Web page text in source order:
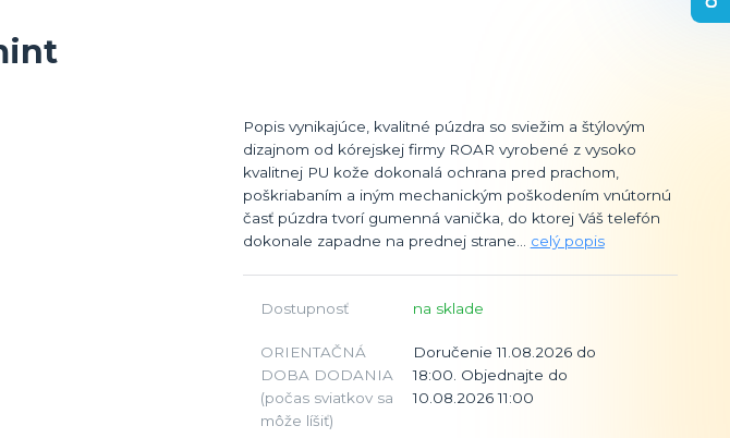
Popis vynikajúce, kvalitné púzdra so sviežim a štýlovým
dizajnom od kórejskej firmy ROAR vyrobené z vysoko
kvalitnej PU kože dokonalá ochrana pred prachom,
poškriabaním a iným mechanickým poškodením vnútornú
časť púzdra tvorí gumenná vanička, do ktorej Váš telefón
dokonale zapadne na prednej strane... celý popis
Dostupnosť na sklade
ORIENTAČNÁ
DOBA DODANIA
(počas sviatkov sa
môže líšiť)
Doručenie 11.08.2026 do
18:00. Objednajte do
10.08.2026 11:00